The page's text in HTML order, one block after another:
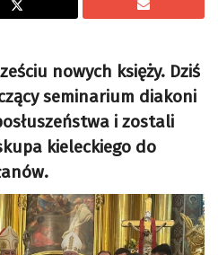
nowych księży. Dziś
seminarium diakoni
i zostali
kieleckiego do